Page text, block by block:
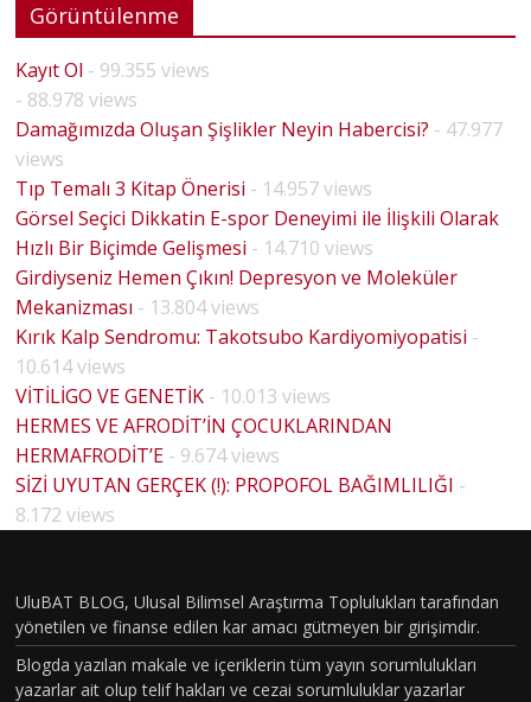
Görüntülenme
Kayıt Ol - 99.355 views
- 88.978 views
Damağımızda Oluşan Şişlikler Neyin Habercisi? - 47.977
views
Tıp Temalı 3 Kitap Önerisi - 14.957 views
Görsel Seçici Dikkatin E-spor Deneyimi ile İlişkili Olarak
Hızlı Bir Biçimde Gelişmesi - 14.710 views
Girdiyseniz Hemen Çıkın! Depresyon ve Moleküler
Mekanizması - 13.804 views
Kırık Kalp Sendromu: Takotsubo Kardiyomiyopatisi -
10.614 views
VİTİLİGO VE GENETİK - 10.013 views
HERMES VE AFRODİT’İN ÇOCUKLARINDAN
HERMAFRODİT’E - 9.674 views
SİZİ UYUTAN GERÇEK (!): PROPOFOL BAĞIMLILIĞI -
8.172 views
UluBAT BLOG, Ulusal Bilimsel Araştırma Toplulukları tarafından
yönetilen ve finanse edilen kar amacı gütmeyen bir girişimdir.
Blogda yazılan makale ve içeriklerin tüm yayın sorumlulukları
yazarlar ait olup telif hakları ve cezai sorumluluklar yazarlar